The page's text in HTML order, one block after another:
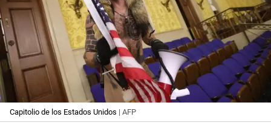
Capitolio de los Estados Unidos | AFP